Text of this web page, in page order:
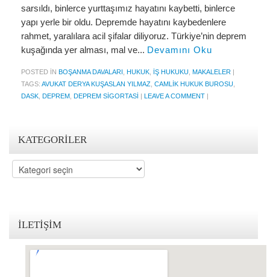
KVKK Başvuru Formu
Bakırköy KVKK Avukatı
YASAL UYARI
sarsıldı, binlerce yurttaşımız hayatını kaybetti, binlerce
yapı yerle bir oldu. Depremde hayatını kaybedenlere
rahmet, yaralılara acil şifalar diliyoruz. Türkiye’nin deprem
kuşağında yer alması, mal ve... Devamını Oku
POSTED IN BOŞANMA DAVALARI HUKUK İŞ HUKUKU MAKALELER |
TAGS: AVUKAT DERYA KUŞASLAN YILMAZ CAMLIK HUKUK BUROSU
DASK DEPREM DEPREM SIGORTASI | LEAVE A COMMENT |
KATEGORILER
Kategoriler
İLETIŞIM